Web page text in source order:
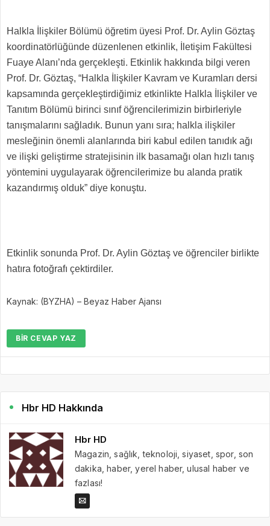
Halkla İlişkiler Bölümü öğretim üyesi Prof. Dr. Aylin Göztaş
koordinatörlüğünde düzenlenen etkinlik, İletişim Fakültesi
Fuaye Alanı’nda gerçekleşti. Etkinlik hakkında bilgi veren
Prof. Dr. Göztaş, “Halkla İlişkiler Kavram ve Kuramları dersi
kapsamında gerçekleştirdiğimiz etkinlikte Halkla İlişkiler ve
Tanıtım Bölümü birinci sınıf öğrencilerimizin birbirleriyle
tanışmalarını sağladık. Bunun yanı sıra; halkla ilişkiler
mesleğinin önemli alanlarında biri kabul edilen tanıdık ağı
ve ilişki geliştirme stratejisinin ilk basamağı olan hızlı tanış
yöntemini uygulayarak öğrencilerimize bu alanda pratik
kazandırmış olduk” diye konuştu.
Etkinlik sonunda Prof. Dr. Aylin Göztaş ve öğrenciler birlikte
hatıra fotoğrafı çektirdiler.
Kaynak: (BYZHA) – Beyaz Haber Ajansı
BIR CEVAP YAZ
Hbr HD Hakkında
Hbr HD
Magazin, sağlık, teknoloji, siyaset, spor, son
dakika, haber, yerel haber, ulusal haber ve
fazlası!